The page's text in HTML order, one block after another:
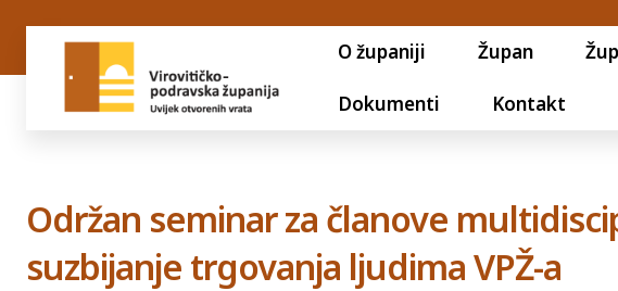
O županiji Župan
Dokumenti Kontakt
Održan seminar za članove
suzbijanje trgovanja ljudima VPŽ-a